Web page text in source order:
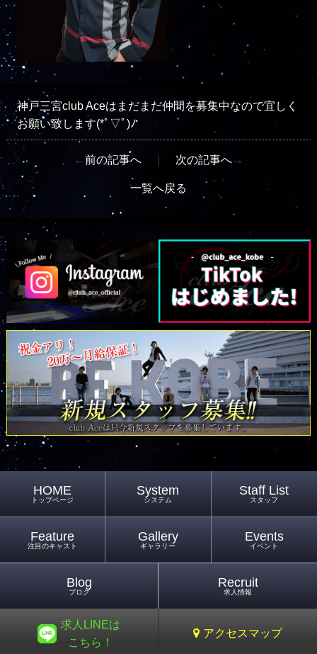
神戸三宮club Aceはまだまだ仲間を募集中なので宜しく
お願い致します(*ﾟ▽ﾟ)ﾉ
←前の記事へ 次の記事へ→
一覧へ戻る
HOME
トップページ
System
システム
Staff List
スタッフ
Feature
注目のキャスト
Gallery
ギャラリー
Events
イベント
Blog
ブログ
Recruit
求人情報
求人LINEは
こちら！
アクセスマップ